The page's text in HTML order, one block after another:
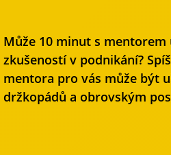
Může 10 minut s
zkušeností v podnikání?
mentora pro vás může být
držkopádů a obrovským